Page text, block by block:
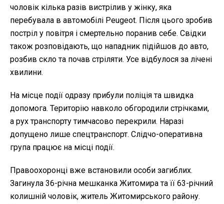
чоловік кілька разів вистрілив у жінку, яка
перебувала в автомобілі Peugeot. Після цього зробив
постріл у повітря і смертельно поранив себе. Свідки
також розповідають, що нападник підійшов до авто,
розбив скло та почав стріляти. Усе відбулося за лічені
хвилини.
На місце події одразу прибули поліція та швидка
допомога. Територію навколо обгородили стрічками,
а рух транспорту тимчасово перекрили. Наразі
допущено лише спецтранспорт. Слідчо-оперативна
група працює на місці події.
Правоохоронці вже встановили особи загиблих.
Загинула 36-річна мешканка Житомира та її 63-річний
колишній чоловік, житель Житомирського району.